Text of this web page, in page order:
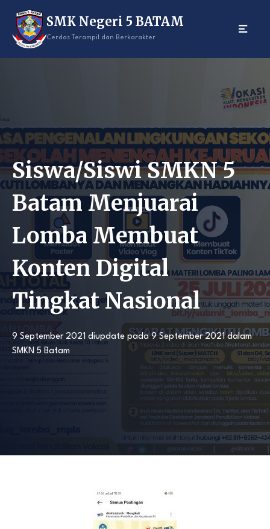
content
SMK Negeri 5 BATAM
Cerdas Terampil dan Berkarakter
Siswa/Siswi SMKN 5
Batam Menjuarai
Lomba Membuat
Konten Digital
Tingkat Nasional
9 September 2021 diupdate pada9 September 2021dalam
SMKN 5 Batam